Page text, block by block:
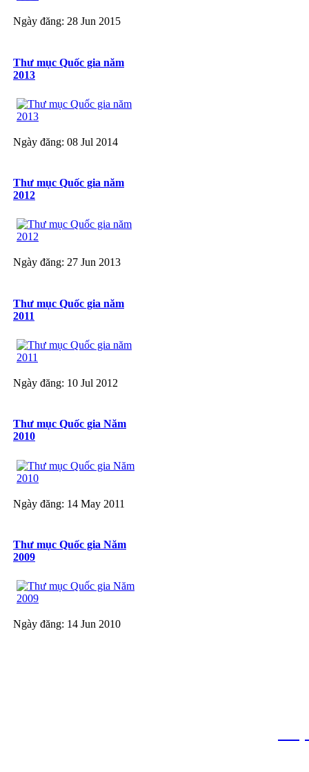
Ngày đăng: 28 Jun 2015
Thư mục Quốc gia năm
2013
Ngày đăng: 08 Jul 2014
Thư mục Quốc gia năm
2012
Ngày đăng: 27 Jun 2013
Thư mục Quốc gia năm
2011
Ngày đăng: 10 Jul 2012
Thư mục Quốc gia Năm
2010
Ngày đăng: 14 May 2011
Thư mục Quốc gia Năm
2009
Ngày đăng: 14 Jun 2010